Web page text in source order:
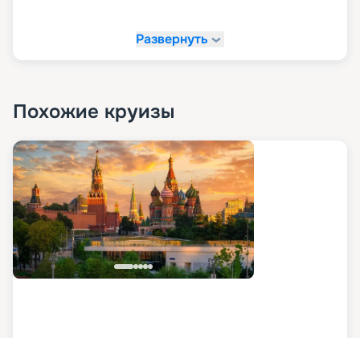
Развернуть
Похожие круизы